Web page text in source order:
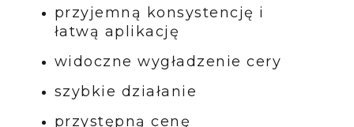
przyjemną konsystencję i
łatwą aplikację
widoczne wygładzenie cery
szybkie działanie
przystępną cenę